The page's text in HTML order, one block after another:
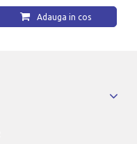
Adauga in cos